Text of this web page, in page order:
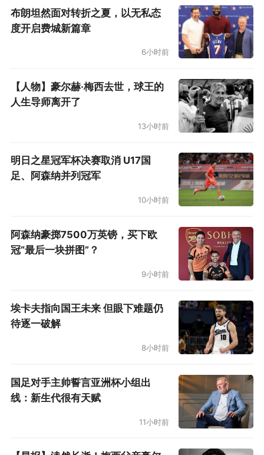
第二，马刺4-1夺冠排名第三。
此外，ESPN专家团队对总决赛进行了预测，10位
看好马刺夺冠，3位看好尼克斯夺冠，其中6位看
好马刺4-3夺冠。
马刺如今兵强马壮，主将们大都保持出色的状
态，只有二当家福克斯因为受到脚踝伤势困扰，
在西决没有打出最佳状态。不过，马刺主帅米奇·
约翰逊表示，福克斯的伤势恢复整体朝超好的方
尼克斯那边则出现了新的伤兵，防守悍将米切尔·
罗宾逊被诊断出右手掌骨骨折，而不是此前传闻
的右手小指骨折。尽管罗宾逊计划戴护具参加总
决赛，但毫无疑问他的状态难免受到影响。
布朗坦然面对转折之夏，以无私态
度开启费城新篇章
6小时前
【人物】豪尔赫·梅西去世，球王的
人生导师离开了
13小时前
明日之星冠军杯决赛取消 U17国
足、阿森纳并列冠军
10小时前
阿森纳豪掷7500万英镑，买下欧
冠“最后一块拼图”？
9小时前
埃卡夫指向国王未来 但眼下难题仍
待逐一破解
8小时前
国足对手主帅誓言亚洲杯小组出
线：新生代很有天赋
11小时前